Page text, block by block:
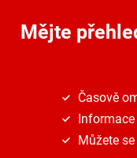
Mějte
Časově
Můžete